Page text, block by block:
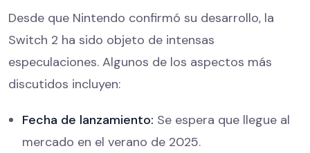
Desde que Nintendo confirmó su desarrollo, la
Switch 2 ha sido objeto de intensas
especulaciones. Algunos de los aspectos más
discutidos incluyen:
Fecha de lanzamiento: Se espera que llegue al
mercado en el verano de 2025.